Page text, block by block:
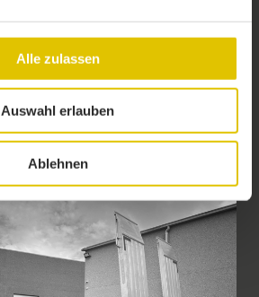
Alle zulassen
Auswahl erlauben
Ablehnen